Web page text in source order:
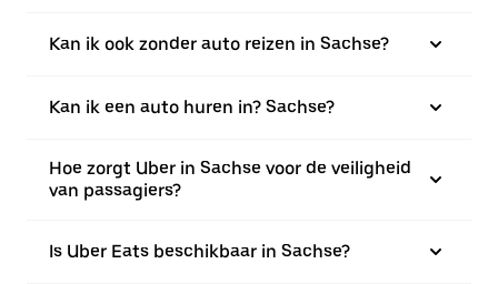
Kan ik ook zonder auto reizen in Sachse?
Kan ik een auto huren in? Sachse?
Hoe zorgt Uber in Sachse voor de veiligheid
van passagiers?
Is Uber Eats beschikbaar in Sachse?